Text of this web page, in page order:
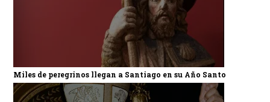
Miles de peregrinos llegan a Santiago en su Año Santo